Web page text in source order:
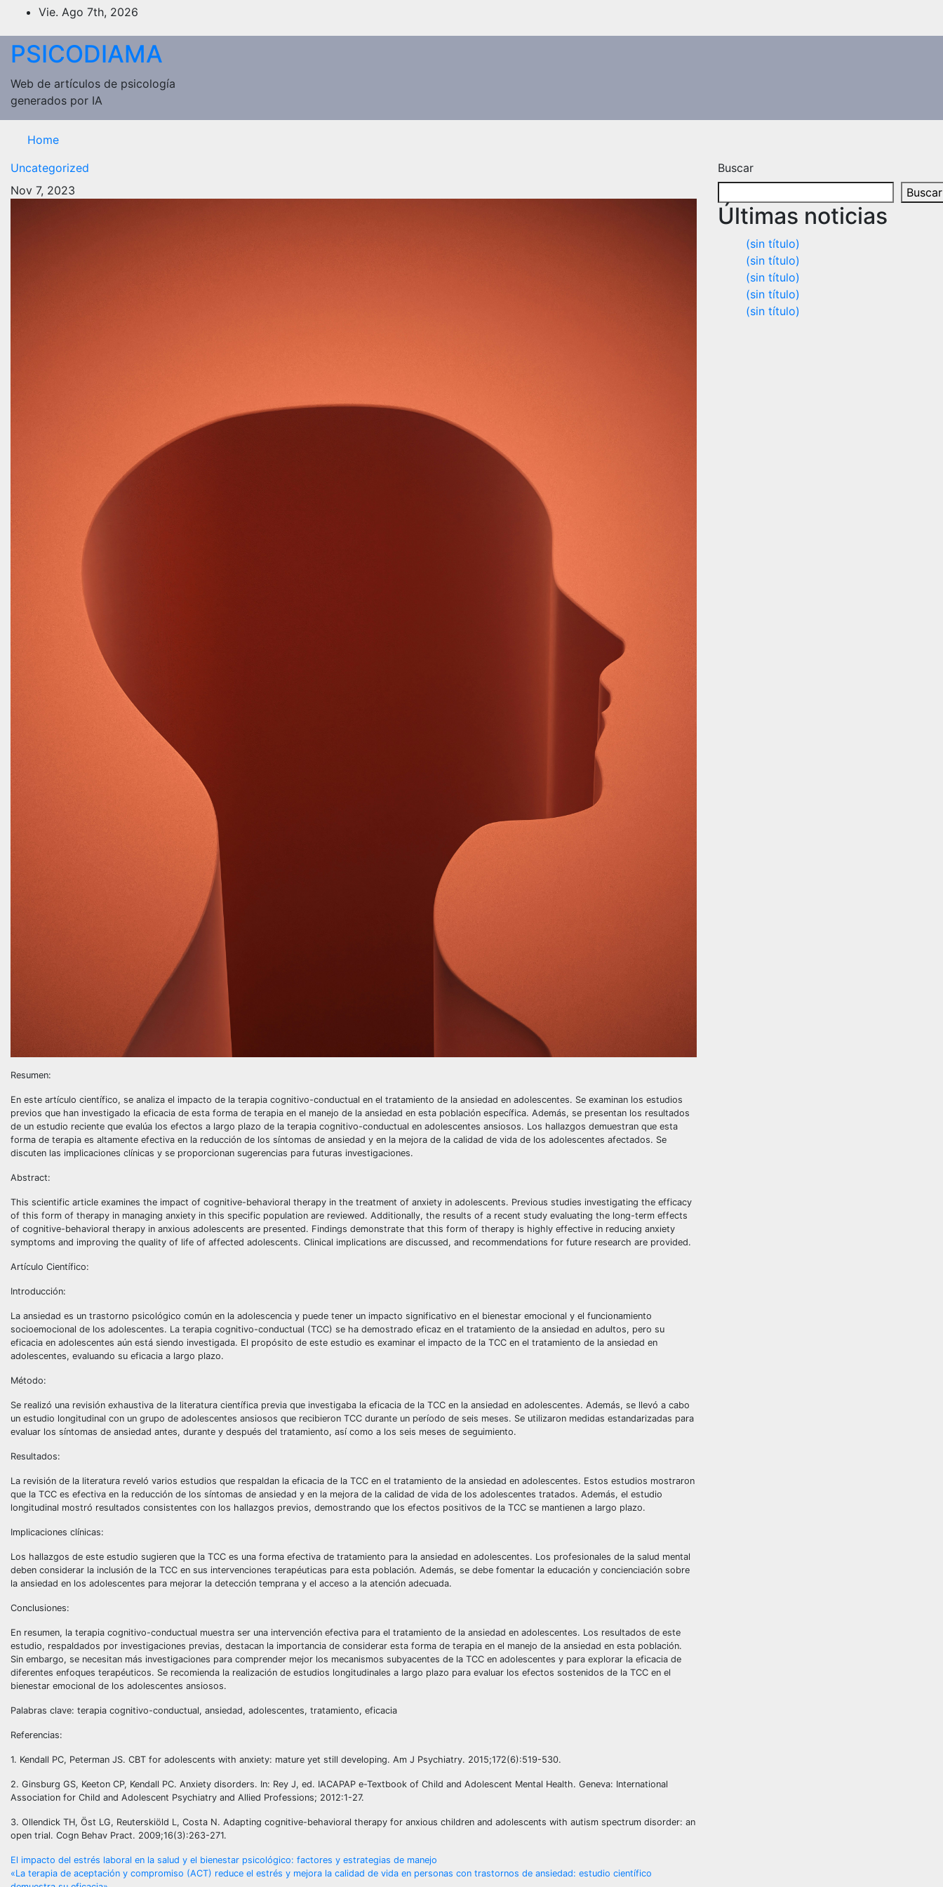
Saltar
contenido
Vie. Ago 7th, 2026
PSICODIAMA
Web de artículos de psicología
generados por IA
Home
Uncategorized
Nov 7, 2023
Resumen:
En este artículo científico, se analiza el impacto de la terapia cognitivo-conductual en el tratamiento de la ansiedad en adolescentes. Se examinan los estudios
previos que han investigado la eficacia de esta forma de terapia en el manejo de la ansiedad en esta población específica. Además, se presentan los resultados
de un estudio reciente que evalúa los efectos a largo plazo de la terapia cognitivo-conductual en adolescentes ansiosos. Los hallazgos demuestran que esta
forma de terapia es altamente efectiva en la reducción de los síntomas de ansiedad y en la mejora de la calidad de vida de los adolescentes afectados. Se
discuten las implicaciones clínicas y se proporcionan sugerencias para futuras investigaciones.
Abstract:
This scientific article examines the impact of cognitive-behavioral therapy in the treatment of anxiety in adolescents. Previous studies investigating the efficacy
of this form of therapy in managing anxiety in this specific population are reviewed. Additionally, the results of a recent study evaluating the long-term effects
of cognitive-behavioral therapy in anxious adolescents are presented. Findings demonstrate that this form of therapy is highly effective in reducing anxiety
symptoms and improving the quality of life of affected adolescents. Clinical implications are discussed, and recommendations for future research are provided.
Artículo Científico:
Introducción:
La ansiedad es un trastorno psicológico común en la adolescencia y puede tener un impacto significativo en el bienestar emocional y el funcionamiento
socioemocional de los adolescentes. La terapia cognitivo-conductual (TCC) se ha demostrado eficaz en el tratamiento de la ansiedad en adultos, pero su
eficacia en adolescentes aún está siendo investigada. El propósito de este estudio es examinar el impacto de la TCC en el tratamiento de la ansiedad en
adolescentes, evaluando su eficacia a largo plazo.
Método:
Se realizó una revisión exhaustiva de la literatura científica previa que investigaba la eficacia de la TCC en la ansiedad en adolescentes. Además, se llevó a cabo
un estudio longitudinal con un grupo de adolescentes ansiosos que recibieron TCC durante un período de seis meses. Se utilizaron medidas estandarizadas para
evaluar los síntomas de ansiedad antes, durante y después del tratamiento, así como a los seis meses de seguimiento.
Resultados:
La revisión de la literatura reveló varios estudios que respaldan la eficacia de la TCC en el tratamiento de la ansiedad en adolescentes. Estos estudios mostraron
que la TCC es efectiva en la reducción de los síntomas de ansiedad y en la mejora de la calidad de vida de los adolescentes tratados. Además, el estudio
longitudinal mostró resultados consistentes con los hallazgos previos, demostrando que los efectos positivos de la TCC se mantienen a largo plazo.
Implicaciones clínicas:
Los hallazgos de este estudio sugieren que la TCC es una forma efectiva de tratamiento para la ansiedad en adolescentes. Los profesionales de la salud mental
deben considerar la inclusión de la TCC en sus intervenciones terapéuticas para esta población. Además, se debe fomentar la educación y concienciación sobre
la ansiedad en los adolescentes para mejorar la detección temprana y el acceso a la atención adecuada.
Conclusiones:
En resumen, la terapia cognitivo-conductual muestra ser una intervención efectiva para el tratamiento de la ansiedad en adolescentes. Los resultados de este
estudio, respaldados por investigaciones previas, destacan la importancia de considerar esta forma de terapia en el manejo de la ansiedad en esta población.
Sin embargo, se necesitan más investigaciones para comprender mejor los mecanismos subyacentes de la TCC en adolescentes y para explorar la eficacia de
diferentes enfoques terapéuticos. Se recomienda la realización de estudios longitudinales a largo plazo para evaluar los efectos sostenidos de la TCC en el
bienestar emocional de los adolescentes ansiosos.
Palabras clave: terapia cognitivo-conductual, ansiedad, adolescentes, tratamiento, eficacia
Referencias:
1. Kendall PC, Peterman JS. CBT for adolescents with anxiety: mature yet still developing. Am J Psychiatry. 2015;172(6):519-530.
2. Ginsburg GS, Keeton CP, Kendall PC. Anxiety disorders. In: Rey J, ed. IACAPAP e-Textbook of Child and Adolescent Mental Health. Geneva: International
Association for Child and Adolescent Psychiatry and Allied Professions; 2012:1-27.
3. Ollendick TH, Öst LG, Reuterskiöld L, Costa N. Adapting cognitive-behavioral therapy for anxious children and adolescents with autism spectrum disorder: an
open trial. Cogn Behav Pract. 2009;16(3):263-271.
Navegación
El impacto del estrés laboral en la salud y el bienestar psicológico: factores y estrategias de manejo
«La terapia de aceptación y compromiso (ACT) reduce el estrés y mejora la calidad de vida en personas con trastornos de ansiedad: estudio científico
Buscar
Buscar
Últimas noticias
(sin título)
(sin título)
(sin título)
(sin título)
(sin título)